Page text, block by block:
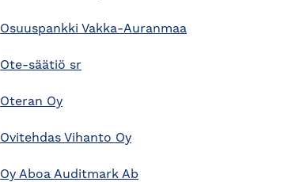
Osuuspankki Vakka-Auranmaa
Ote-säätiö sr
Oteran Oy
Ovitehdas Vihanto Oy
Oy Aboa Auditmark Ab